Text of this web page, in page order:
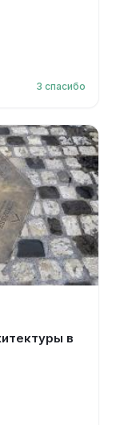
3 спасибо
в